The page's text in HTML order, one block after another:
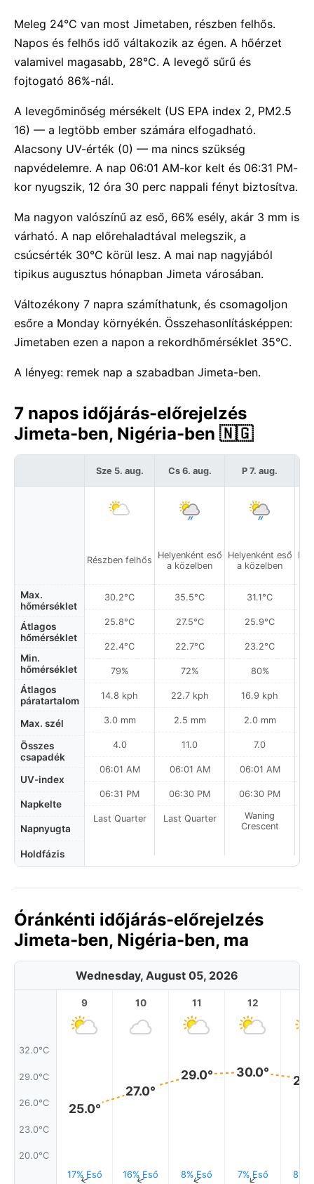
Meleg 24°C van most Jimetaben, részben felhős.
Napos és felhős idő váltakozik az égen. A hőérzet
valamivel magasabb, 28°C. A levegő sűrű és
fojtogató 86%-nál.
A levegőminőség mérsékelt (US EPA index 2, PM2.5
16) — a legtöbb ember számára elfogadható.
Alacsony UV-érték (0) — ma nincs szükség
napvédelemre. A nap 06:01 AM-kor kelt és 06:31 PM-
kor nyugszik, 12 óra 30 perc nappali fényt biztosítva.
Ma nagyon valószínű az eső, 66% esély, akár 3 mm is
várható. A nap előrehaladtával melegszik, a
csúcsérték 30°C körül lesz. A mai nap nagyjából
tipikus augusztus hónapban Jimeta városában.
Változékony 7 napra számíthatunk, és csomagoljon
esőre a Monday környékén. Összehasonlításképpen:
Jimetaben ezen a napon a rekordhőmérséklet 35°C.
A lényeg: remek nap a szabadban Jimeta-ben.
7 napos időjárás-előrejelzés
Jimeta-ben, Nigéria-ben 🇳🇬
Max.
hőmérséklet
Átlagos
hőmérséklet
Min.
hőmérséklet
Átlagos
páratartalom
Max. szél
Összes
csapadék
UV-index
Napkelte
Napnyugta
Holdfázis
Sze 5. aug.
Részben felhős
30.2°C
25.8°C
22.4°C
79%
14.8 kph
3.0 mm
4.0
06:01 AM
06:31 PM
Last Quarter
Cs 6. aug.
Helyenként eső
a közelben
35.5°C
27.5°C
22.7°C
72%
22.7 kph
2.5 mm
11.0
06:01 AM
06:30 PM
Last Quarter
P 7. aug.
Helyenként eső
a közelben
31.1°C
25.9°C
23.2°C
80%
16.9 kph
2.0 mm
7.0
06:01 AM
06:30 PM
Waning
Crescent
Óránkénti időjárás-előrejelzés
Jimeta-ben, Nigéria-ben, ma
Wednesday, August 05, 2026
32.0°C
29.0°C
26.0°C
23.0°C
20.0°C
9
25.0°
17% Eső
↑
10
27.0°
16% Eső
↑
11
29.0°
8% Eső
↑
12
30.0°
7% Eső
↑ 8%